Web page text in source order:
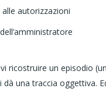
autorizzazioni
ricostruire un episodio
dà una traccia oggettiva.